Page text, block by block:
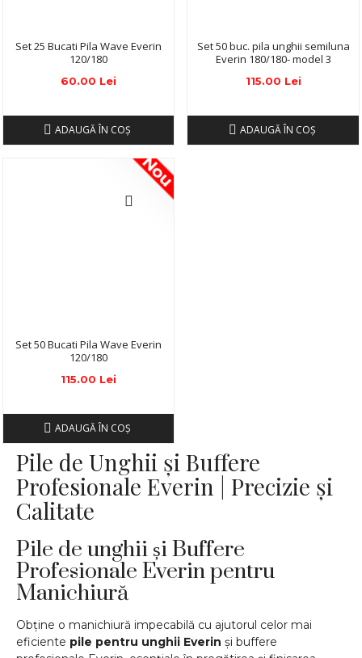
Pile de Unghii și Buffere
Profesionale Everin | Precizie și
Calitate
Pile de unghii și Buffere
Profesionale Everin pentru
Manichiură
Obține o manichiură impecabilă cu ajutorul celor mai
eficiente pile pentru unghii Everin și buffere
Set 25 Bucati Pila Wave Everin
120/180
60.00 Lei
ADAUGĂ ÎN COŞ
Set 50 buc. pila unghii semiluna
Everin 180/180- model 3
115.00 Lei
ADAUGĂ ÎN COŞ
Nou
Set 50 Bucati Pila Wave Everin
120/180
115.00 Lei
ADAUGĂ ÎN COŞ